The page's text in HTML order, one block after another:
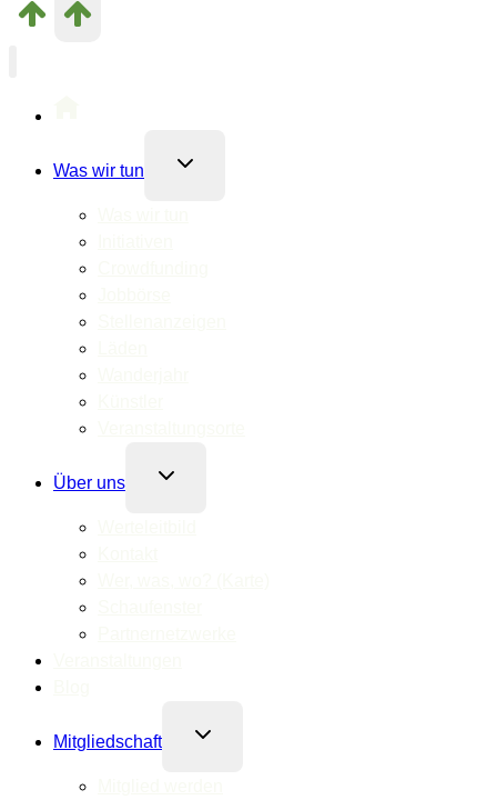
Was wir tun
Untermenü
Über uns
Untermenü
Mitgliedschaft
Untermenü